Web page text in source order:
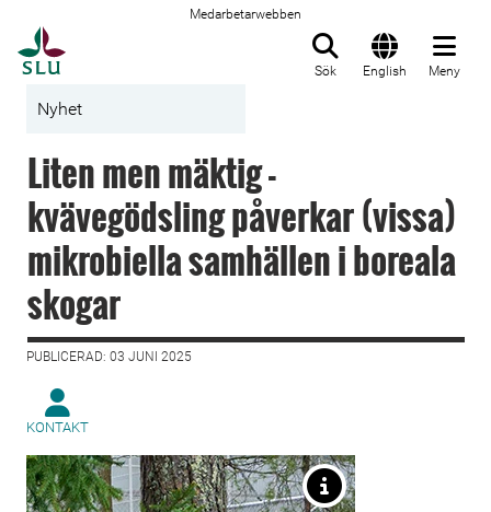
Medarbetarwebben
Sök English Meny
Nyhet
Liten men mäktig -
kvävegödsling påverkar (vissa)
mikrobiella samhällen i boreala
skogar
PUBLICERAD: 03 JUNI 2025
KONTAKT